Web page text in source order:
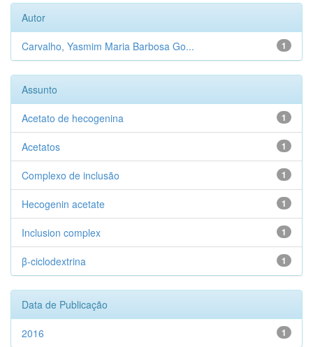
Autor
1
Carvalho, Yasmim Maria Barbosa Go...
Assunto
1
Acetato de hecogenina
1
Acetatos
1
Complexo de inclusão
1
Hecogenin acetate
1
Inclusion complex
1
β-ciclodextrina
Data de Publicação
1
2016